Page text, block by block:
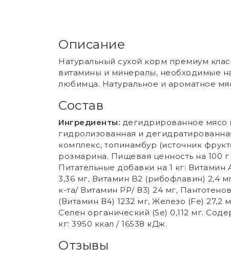
Описание
Натуральный сухой корм премиум
витамины и минералы, необходимые
любимца. Натуральное и ароматное
Состав
Ингредиенты: дегидрированное мясо
гидролизованная и
комплекс, топинамбур (источник
розмарина. Пищевая ценность на 100 г
Питательные добавки на 1 кг:
3,36 мг, Витамин B2 (рибофлавин) 2,4
к-та/ Витамин РР/ В3) 24 мг,
(Витамин В4) 1232 мг, Железо (Fe) 27,2
Селен органический (Se) 0,112 мг.
кг: 3950 ккал / 16538 кДж.
Отзывы